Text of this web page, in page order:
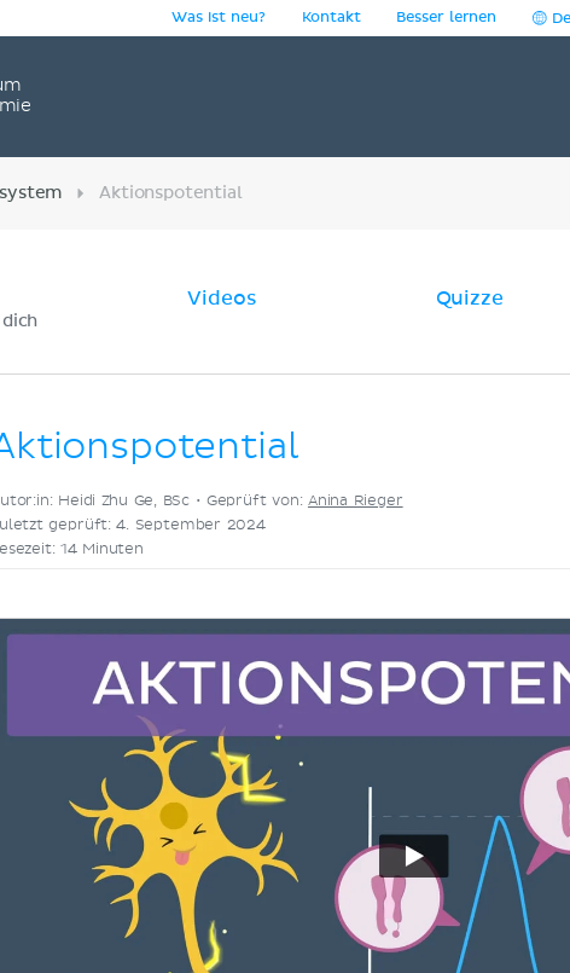
Was ist neu? Kontakt Besser lernen
Aktionspotential
Videos Quizze
Heidi Zhu Ge, BSc • Geprüft von: Anina Rieger
geprüft: 4. September 2024
14 Minuten